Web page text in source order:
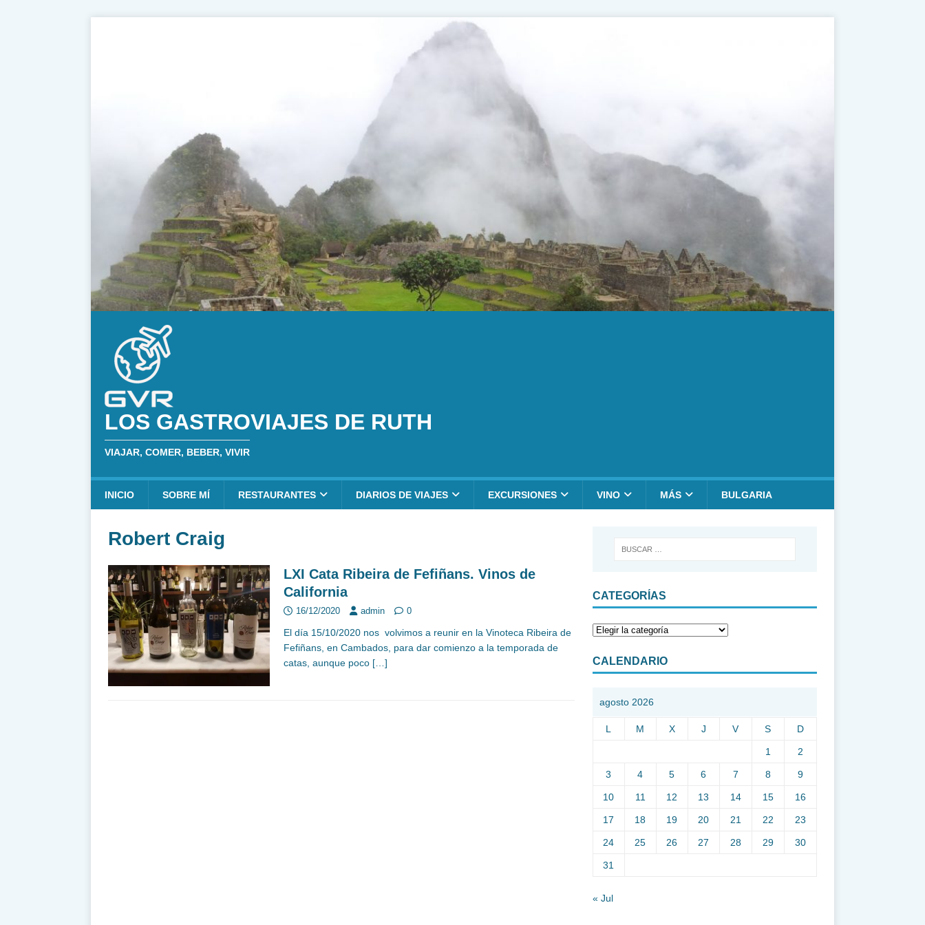
LOS GASTROVIAJES DE RUTH
VIAJAR, COMER, BEBER, VIVIR
INICIO SOBRE MÍ RESTAURANTES DIARIOS DE VIAJES EXCURSIONES VINO MÁS BULGARIA
Robert Craig
LXI Cata Ribeira de Fefiñans. Vinos de
California
16/12/2020 admin 0
El día 15/10/2020 nos volvimos a reunir en la Vinoteca Ribeira de
Fefiñans, en Cambados, para dar comienzo a la temporada de
catas, aunque poco […]
CATEGORÍAS
CALENDARIO
agosto 2026
L M X J V S D
1 2
3 4 5 6 7 8 9
10 11 12 13 14 15 16
17 18 19 20 21 22 23
24 25 26 27 28 29 30
31
« Jul